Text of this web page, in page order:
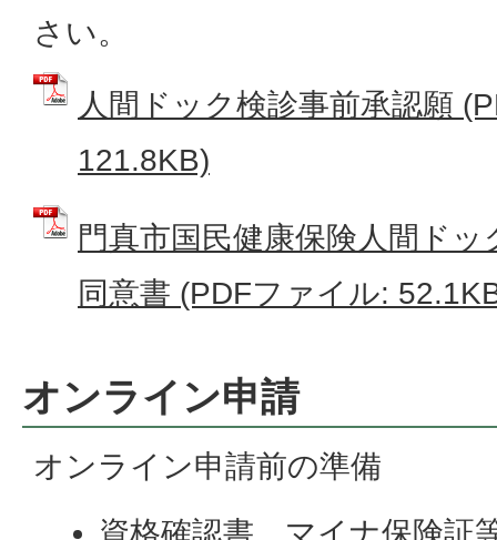
さい。
人間ドック検診事前承認願
121.8KB)
門真市国民健康保険人間ド
同意書 (PDFファイル:
オンライン申請
オンライン申請前の準備
資格確認書、マイナ保険証